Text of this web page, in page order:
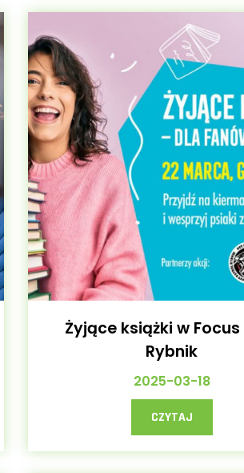
Żyjące książki w Focus
Rybnik
2025-03-18
CZYTAJ